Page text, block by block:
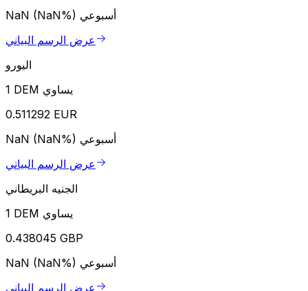
NaN (NaN%) أسبوعي
عرض الرسم البياني
اليورو
1 DEM يساوي
0.511292 EUR
NaN (NaN%) أسبوعي
عرض الرسم البياني
الجنيه البريطاني
1 DEM يساوي
0.438045 GBP
NaN (NaN%) أسبوعي
عرض الرسم البياني